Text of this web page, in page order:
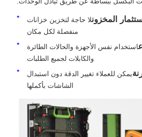
المخزونلا حاجة لتخزين خزانات
منفصلة لكل مكان
استخدام نفس الأجهزة والحالات الطائرة
والكابلات لجميع الطلبات
يمكن للعملاء تغيير الدقة دون استبدال
الشاشات بأكملها